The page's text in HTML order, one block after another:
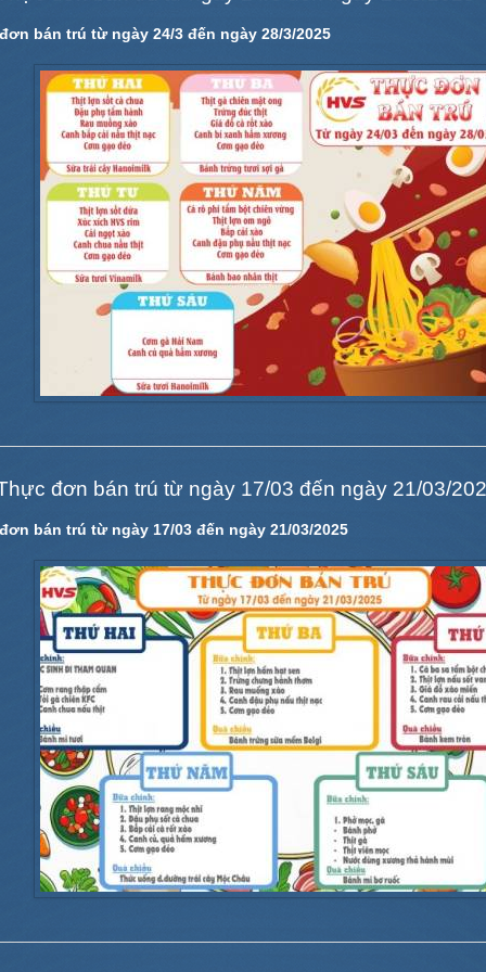
chọn nơi bắt đầu cho
học tập của con, bạn
sẽ chọn ...
THÔNG BÁO VỀ VIỆC VẬN
HÀNH THỬ NGHIỆM TUYỂN
SINH TRỰC TUYẾN VÀO LỚP 1
...
HỌC KỲ I NĂM......
TRUNG TỰ SƯỞI ẤM BẢN
CAO-...
bán trú từ ngày 24/3 đến ngày 28/3/2025
đơn bán trú từ ngày 17/03 đến ngày 21/03/
bán trú từ ngày 17/03 đến ngày 21/03/2025